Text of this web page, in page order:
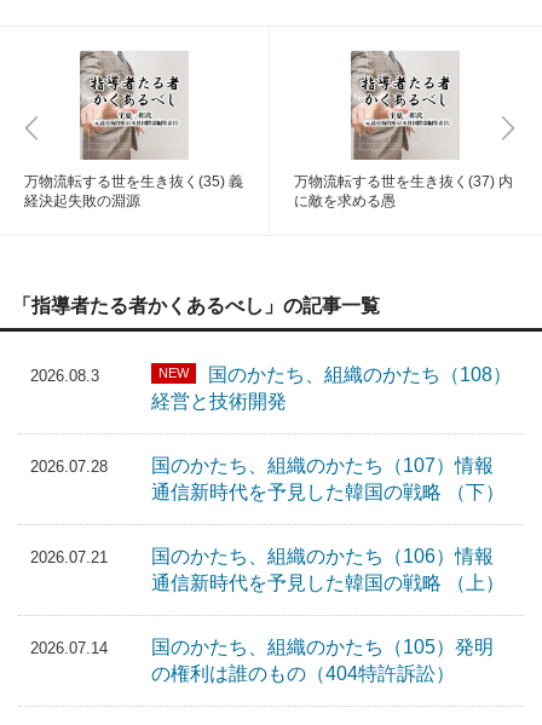
万物流転する世を生き抜く(35) 義
経決起失敗の淵源
万物流転する世を生き抜く(37) 内
に敵を求める愚
「指導者たる者かくあるべし」の記事一覧
2026.08.3 NEW
国のかたち、組織のかたち（108）
経営と技術開発
2026.07.28
国のかたち、組織のかたち（107）情報
通信新時代を予見した韓国の戦略 （下）
2026.07.21
国のかたち、組織のかたち（106）情報
通信新時代を予見した韓国の戦略 （上）
2026.07.14
国のかたち、組織のかたち（105）発明
の権利は誰のもの（404特許訴訟）